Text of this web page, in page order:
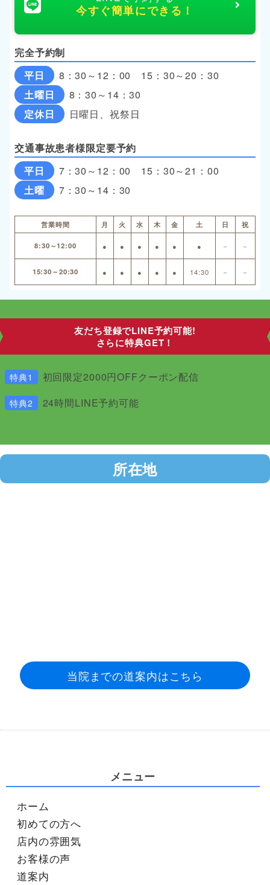
今すぐ簡単にできる！
完全予約制
平日
8：30～12：00 15：30～20：30
土曜日
8：30～14：30
定休日
日曜日、祝祭日
交通事故患者様限定要予約
平日
7：30～12：00 15：30～21：00
土曜
7：30～14：30
営業時間 月 火 水 木 金 土 日 祝
8:30～12:00 ● ● ● ● ● ● － －
15:30～20:30 ● ● ● ● ● 14:30 － －
友だち登録でLINE予約可能!
さらに特典GET！
特典1 初回限定2000円OFFクーポン配信
特典2 24時間LINE予約可能
所在地
当院までの道案内はこちら
メニュー
ホーム
初めての方へ
店内の雰囲気
お客様の声
道案内